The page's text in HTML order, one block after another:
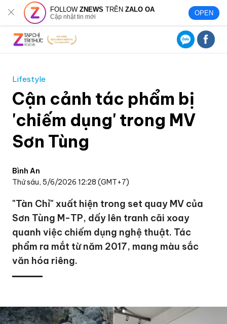
FOLLOWZNEWS TRÊNZALO OA
Cập nhật tin mới OPEN
Lifestyle
Cận cảnh tác phẩm bị
'chiếm dụng' trong MV
Sơn Tùng
Bình An
Thứ sáu, 5/6/2026 12:28 (GMT+7)
"Tàn Chỉ" xuất hiện trong set quay MV của
Sơn Tùng M-TP, dấy lên tranh cãi xoay
quanh việc chiếm dụng nghệ thuật. Tác
phẩm ra mắt từ năm 2017, mang màu sắc
văn hóa riêng.